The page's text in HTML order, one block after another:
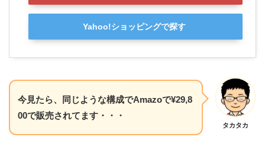
Yahoo!ショッピングで探す
タカタカ
今見たら、同じような構成でAmazoで¥29,8
00で販売されてます・・・